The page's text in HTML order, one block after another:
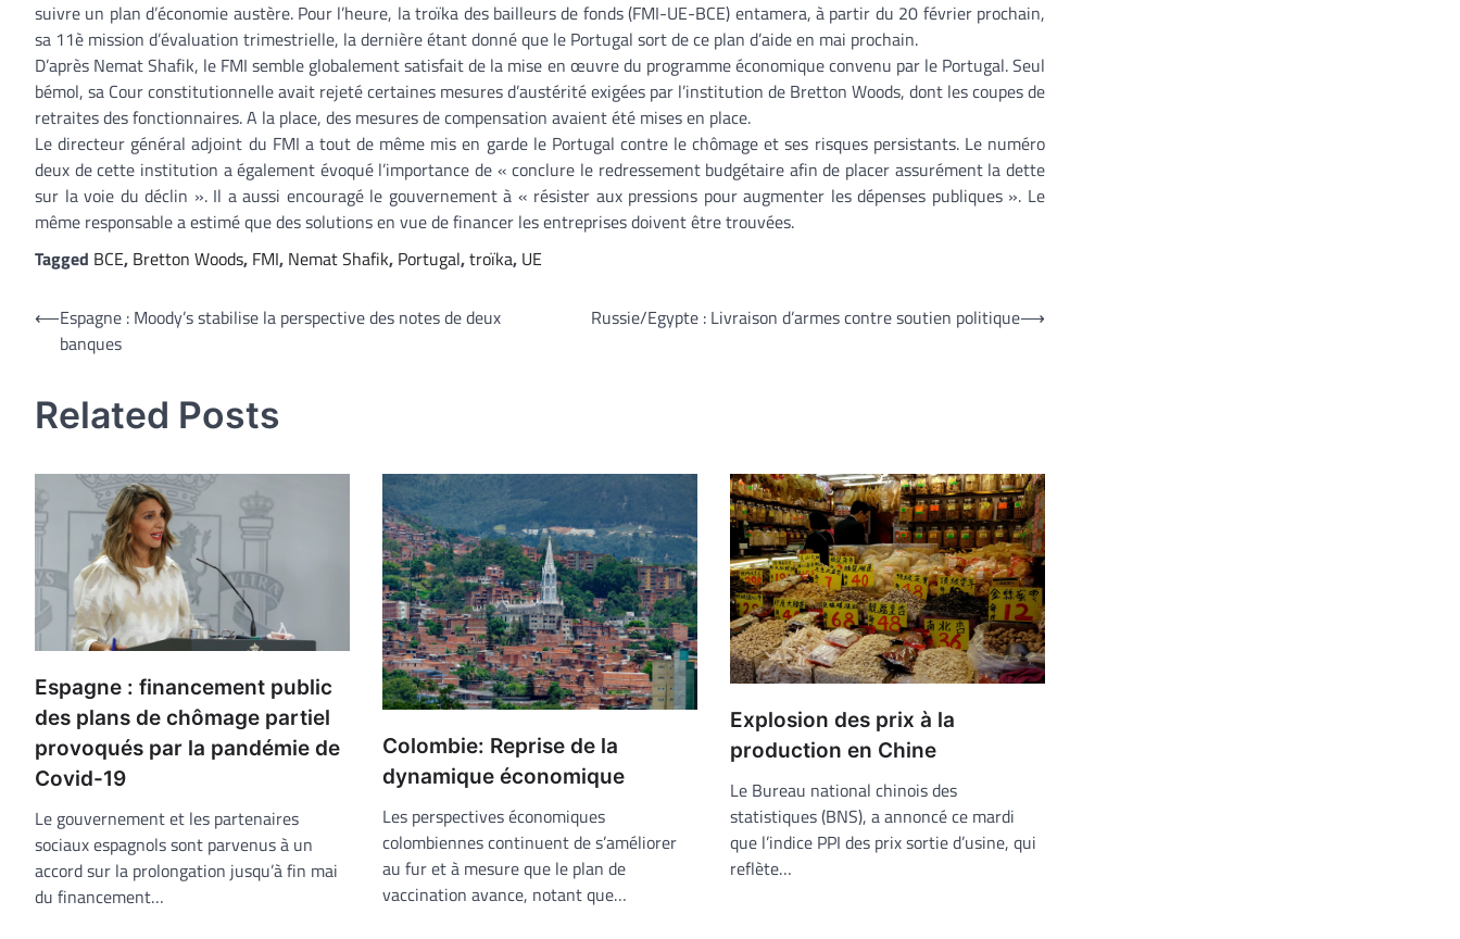
suivre un plan d’économie austère. Pour l’heure, la troïka des bailleurs de fonds (FMI-UE-BCE) entamera, à partir du 20 février prochain,
sa 11è mission d’évaluation trimestrielle, la dernière étant donné que le Portugal sort de ce plan d’aide en mai prochain.
D’après Nemat Shafik, le FMI semble globalement satisfait de la mise en œuvre du programme économique convenu par le Portugal. Seul
bémol, sa Cour constitutionnelle avait rejeté certaines mesures d’austérité exigées par l’institution de Bretton Woods, dont les coupes de
retraites des fonctionnaires. A la place, des mesures de compensation avaient été mises en place.
Le directeur général adjoint du FMI a tout de même mis en garde le Portugal contre le chômage et ses risques persistants. Le numéro
deux de cette institution a également évoqué l’importance de « conclure le redressement budgétaire afin de placer assurément la dette
sur la voie du déclin ». Il a aussi encouragé le gouvernement à « résister aux pressions pour augmenter les dépenses publiques ». Le
même responsable a estimé que des solutions en vue de financer les entreprises doivent être trouvées.
Tagged BCE, Bretton Woods, FMI, Nemat Shafik, Portugal,troïka, UE
Navigation
⟵Espagne : Moody’s stabilise la perspective des notes de deux
banques
Russie/Egypte : Livraison d’armes contre soutien politique⟶
Related Posts
Espagne : financement public
des plans de chômage partiel
provoqués par la pandémie de
Covid-19
Le gouvernement et les partenaires
sociaux espagnols sont parvenus à un
accord sur la prolongation jusqu’à fin mai
du financement…
Colombie: Reprise de la
dynamique économique
Les perspectives économiques
colombiennes continuent de s’améliorer
au fur et à mesure que le plan de
vaccination avance, notant que…
Explosion des prix à la
production en Chine
Le Bureau national chinois des
statistiques (BNS), a annoncé ce mardi
que l’indice PPI des prix sortie d’usine, qui
reflète…